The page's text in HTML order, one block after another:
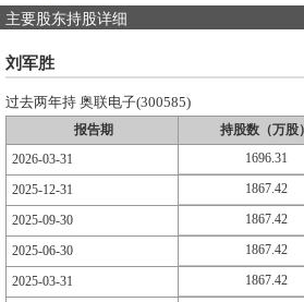
主要股东持股详细
刘军胜
过去两年持 奥联电子(300585)
报告期
持股数（万股
2026-03-31
1696.31
2025-12-31 1867.42
2025-09-30 1867.42
2025-06-30 1867.42
2025-03-31 1867.42